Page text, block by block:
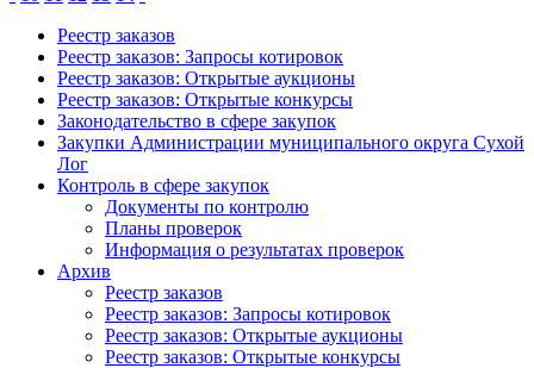
Реестр заказов
Реестр заказов: Запросы котировок
Реестр заказов: Открытые аукционы
Реестр заказов: Открытые конкурсы
Законодательство в сфере закупок
Закупки Администрации муниципального округа Сухой
Лог
Контроль в сфере закупок
Документы по контролю
Планы проверок
Информация о результатах проверок
Архив
Реестр заказов
Реестр заказов: Запросы котировок
Реестр заказов: Открытые аукционы
Реестр заказов: Открытые конкурсы